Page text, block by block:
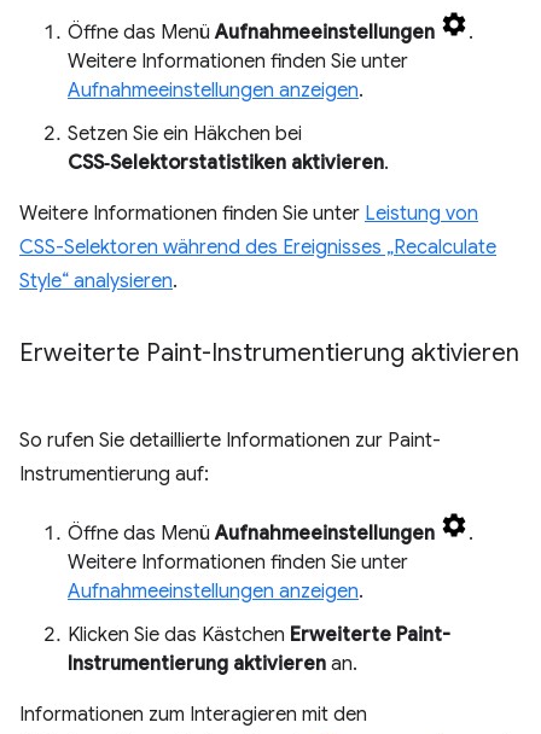
Öffne das MenüAufnahmeeinstellungen
.
Weitere Informationen finden Sie unter
Aufnahmeeinstellungen anzeigen.
Setzen Sie ein Häkchen bei
CSS‑Selektorstatistiken aktivieren.
Weitere Informationen finden Sie unter Leistung von
CSS-Selektoren während des Ereignisses „Recalculate
Style“ analysieren.
Erweiterte Paint-Instrumentierung aktivieren
So rufen Sie detaillierte Informationen zur Paint-
Instrumentierung auf:
Öffne das MenüAufnahmeeinstellungen
.
Weitere Informationen finden Sie unter
Aufnahmeeinstellungen anzeigen.
Klicken Sie das Kästchen Erweiterte Paint-
Instrumentierung aktivieren an.
Informationen zum Interagieren mit den